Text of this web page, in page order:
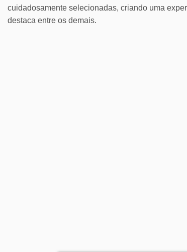
cuidadosamente selecionadas, criando uma
destaca entre os demais.